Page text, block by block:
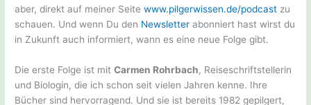
aber, direkt auf meiner Seitewww.pilgerwissen.de/podcast zu
schauen. Und wenn Du den Newsletterabonniert hast wirst du
in Zukunft auch informiert, wann es eine neue Folge gibt.
Die erste Folge ist mitCarmen Rohrbach, Reiseschriftstellerin
und Biologin, die ich schon seit vielen Jahren kenne. Ihre
Bücher sind hervorragend. Und sie ist bereits 1982 gepilgert,